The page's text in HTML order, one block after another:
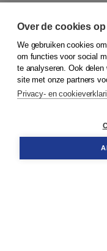
© 2026Koninklijke
Klantenservice
Service & informatie
Contact
Over de cookies
We gebruiken cookies
om functies voor social
te analyseren. Ook
site met onze partners
Privacy- en